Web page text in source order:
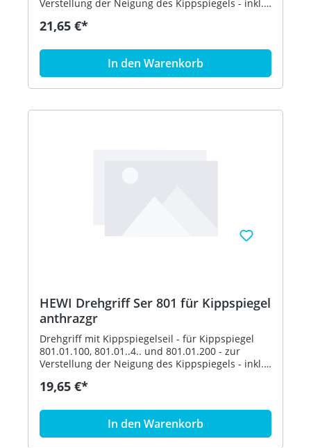
Verstellung der Neigung des Kippspiegels - inkl.
mattem Polyamid in den HEWI Farben 99
(Felsgrau), 92 (Anthrazitgrau) und 90
(Tiefschwarz) - in HEWI Farbe 90 (Tiefschwarz)
21,65 €*
In den Warenkorb
HEWI Drehgriff Ser 801 für Kippspiegel
anthrazgr
Drehgriff mit Kippspiegelseil - für Kippspiegel
801.01.100, 801.01..4.. und 801.01.200 - zur
Verstellung der Neigung des Kippspiegels - inkl.
Polyamid nach HEWI Farbtabelle - in HEWI Farbe
19,65 €*
In den Warenkorb